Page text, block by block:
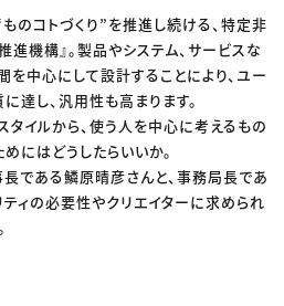
のお知らせ
ナル×つながる×メディア
のコトづくり”を推進し続ける、特定非
機構』。製品やシステム、サービスな
を中心にして設計することにより、ユー
達し、汎用性も高まります。
イルから、使う人を中心に考えるもの
にはどうしたらいいか。
である鱗原晴彦さんと、事務局長であ
ィの必要性やクリエイターに求められ